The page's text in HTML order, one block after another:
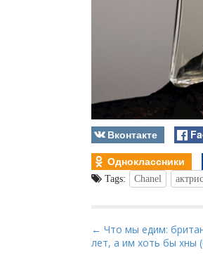
Вконтакте
Одноклассники
Tags: Chanel
P
o
← Что мы едим:
лет, а им хоть бы хны